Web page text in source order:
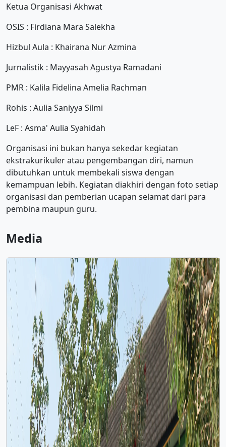
Ketua Organisasi Akhwat
OSIS : Firdiana Mara Salekha
Hizbul Aula : Khairana Nur Azmina
Jurnalistik : Mayyasah Agustya Ramadani
PMR : Kalila Fidelina Amelia Rachman
Rohis : Aulia Saniyya Silmi
LeF : Asma' Aulia Syahidah
Organisasi ini bukan hanya sekedar kegiatan
ekstrakurikuler atau pengembangan diri, namun
dibutuhkan untuk membekali siswa dengan
kemampuan lebih. Kegiatan diakhiri dengan foto setiap
organisasi dan pemberian ucapan selamat dari para
pembina maupun guru.
Media